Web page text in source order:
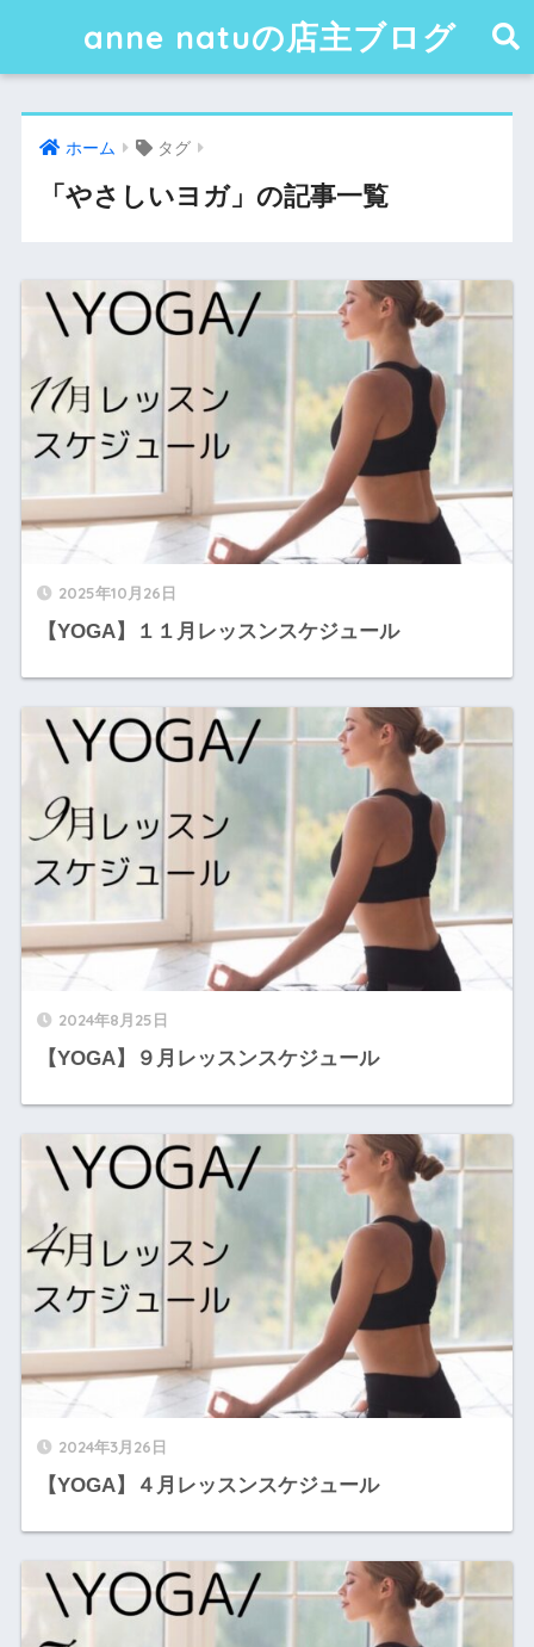
anne natuの店主ブログ
ホーム タグ
「やさしいヨガ」の記事一覧
2025年10月26日
【YOGA】１１月レッスンスケジュール
2024年8月25日
【YOGA】９月レッスンスケジュール
2024年3月26日
【YOGA】４月レッスンスケジュール